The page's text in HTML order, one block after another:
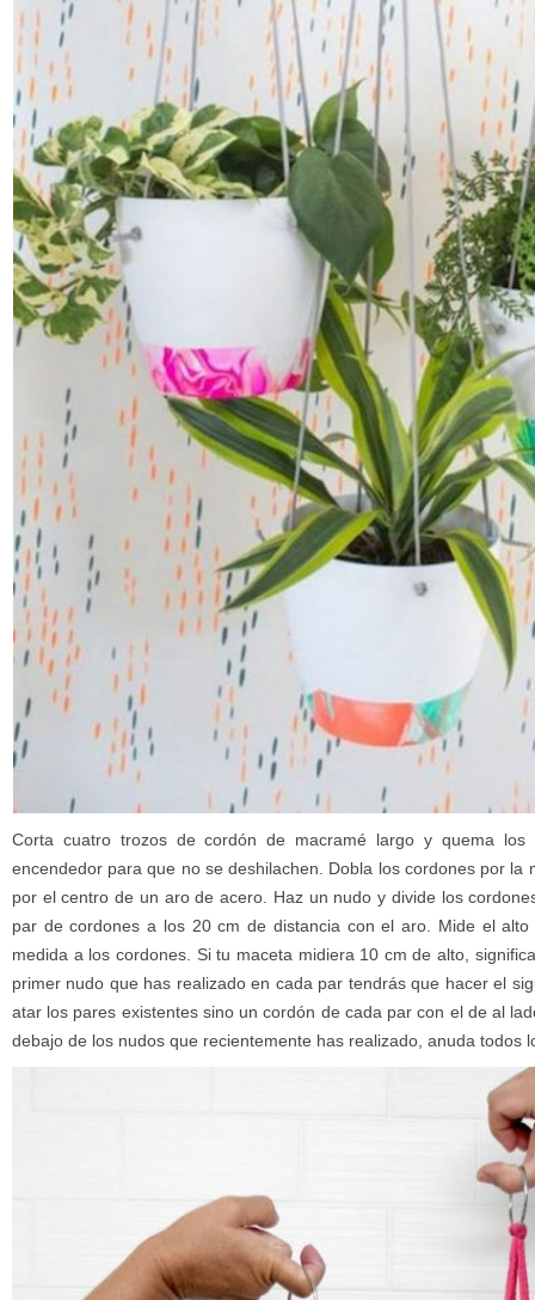
Corta cuatro trozos de cordón de macramé largo y quema
encendedor para que no se deshilachen. Dobla los cordones por la
por el centro de un aro de acero. Haz un nudo y divide los
par de cordones a los 20 cm de distancia con el aro. Mide el
medida a los cordones. Si tu maceta midiera 10 cm de alto,
primer nudo que has realizado en cada par tendrás que hacer el
atar los pares existentes sino un cordón de cada par con el de al
debajo de los nudos que recientemente has realizado, anuda todos